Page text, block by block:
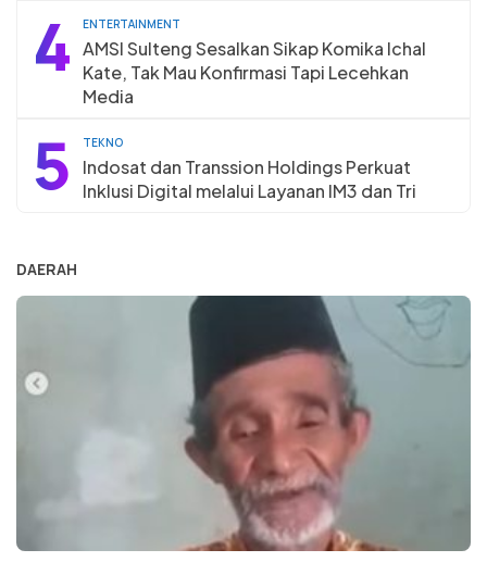
4 ENTERTAINMENT
AMSI Sulteng Sesalkan Sikap Komika Ichal
Kate, Tak Mau Konfirmasi Tapi Lecehkan
Media
5 TEKNO
Indosat dan Transsion Holdings Perkuat
Inklusi Digital melalui Layanan IM3 dan Tri
DAERAH